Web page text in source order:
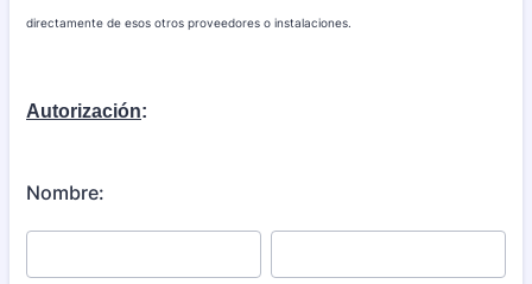
directamente de esos otros proveedores o instalaciones.
Autorización:
Nombre: